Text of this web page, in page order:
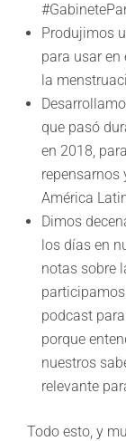
Produjimos
para usar en
la
que pasó
en 2018,
repensarnos
América
Dimos
los días en
notas sobre
podcast
porque
nuestros
relevante
Todo esto, y